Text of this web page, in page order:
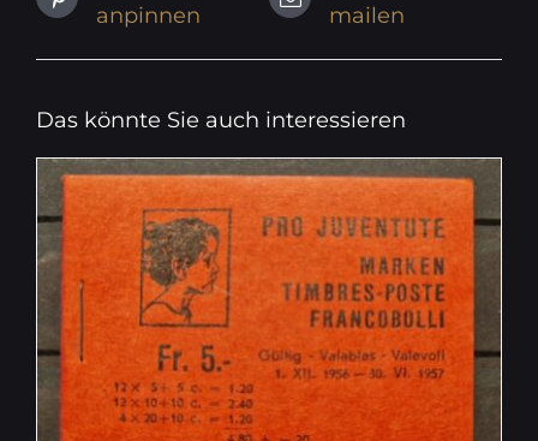
anpinnen
mailen
Das könnte Sie auch interessieren